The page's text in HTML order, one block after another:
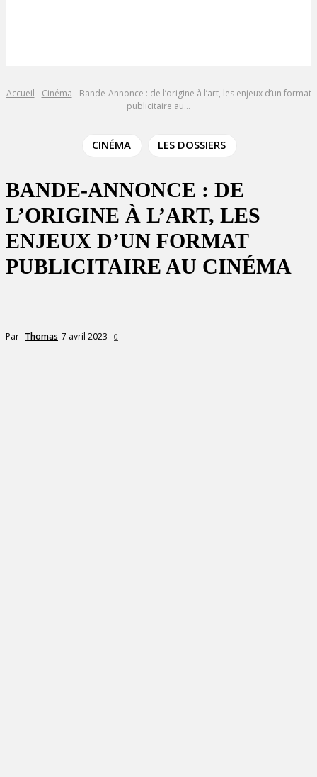
Accueil Cinéma
Bande-Annonce : de l’origine à l’art, les enjeux d’un format
publicitaire au...
CINÉMA LES DOSSIERS
BANDE-ANNONCE : DE
L’ORIGINE À L’ART, LES
ENJEUX D’UN FORMAT
PUBLICITAIRE AU CINÉMA
Par Thomas 7 avril 2023 0